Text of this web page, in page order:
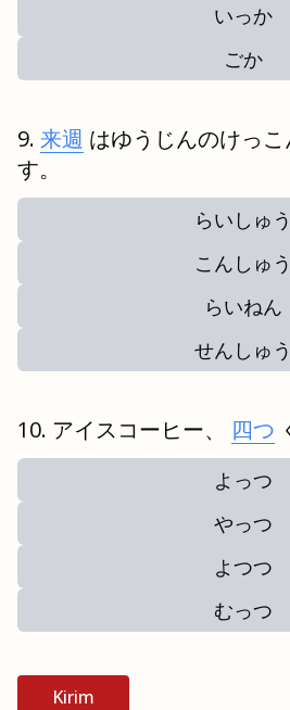
いっか
ごか
来週 はゆうじんのけっ
す。
らいしゅう
こんしゅう
らいねん
せんしゅう
アイスコーヒー、 四つ
よっつ
やっつ
よつつ
むっつ
Kirim